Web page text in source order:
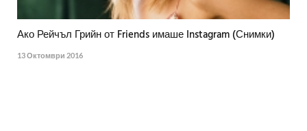
Ако Рейчъл Грийн от Friends имаше Instagram (Снимки)
13 Октомври 2016